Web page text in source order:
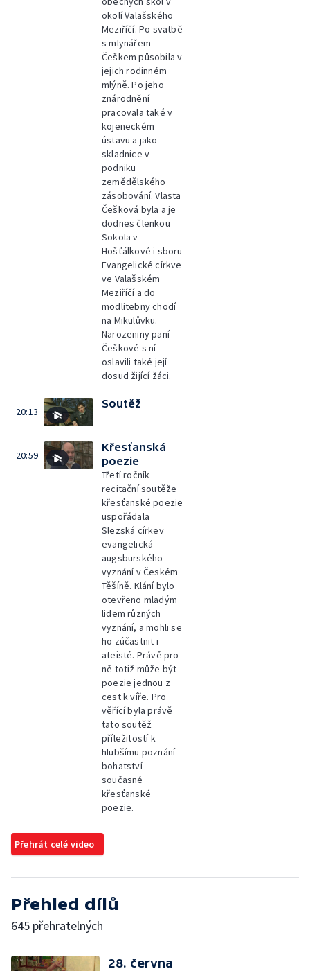
okolí Valašského
Meziříčí. Po svatbě
s mlynářem
Češkem působila v
jejich rodinném
mlýně. Po jeho
znárodnění
pracovala také v
kojeneckém
ústavu a jako
skladnice v
podniku
zemědělského
zásobování. Vlasta
Češková byla a je
dodnes členkou
Sokola v
Hošťálkové i sboru
Evangelické církve
ve Valašském
Meziříčí a do
modlitebny chodí
na Mikulůvku.
Narozeniny paní
Češkové s ní
oslavili také její
dosud žijící žáci.
20:13
Soutěž
20:59
Křesťanská
poezie
Třetí ročník
recitační soutěže
křesťanské poezie
uspořádala
Slezská církev
evangelická
augsburského
vyznání v Českém
Těšíně. Klání bylo
otevřeno mladým
lidem různých
vyznání, a mohli se
ho zúčastnit i
ateisté. Právě pro
ně totiž může být
poezie jednou z
cest k víře. Pro
věřící byla právě
tato soutěž
příležitostí k
hlubšímu poznání
bohatství
současné
křesťanské
poezie.
Přehrát celé video
Přehled dílů
645 přehratelných
28. června